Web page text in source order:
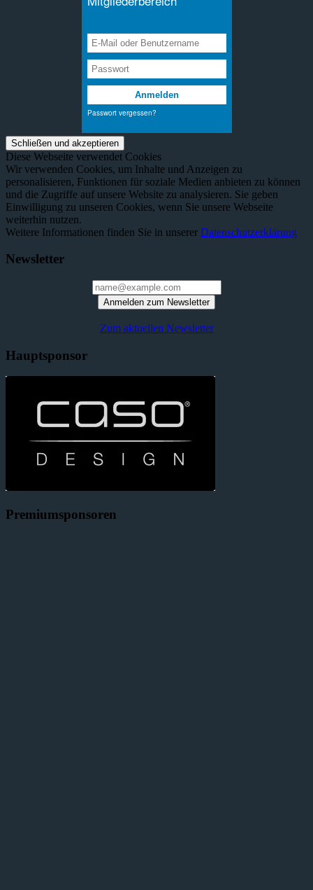
Diese Webseite verwendet Cookies
Wir verwenden Cookies, um Inhalte und Anzeigen zu
personalisieren, Funktionen für soziale Medien anbieten zu können
und die Zugriffe auf unsere Website zu analysieren. Sie geben
Einwilligung zu unseren Cookies, wenn Sie unsere Webseite
weiterhin nutzen.
Weitere Informationen finden Sie in unserer Datenschutzerklärung
Newsletter
Anmelden zum Newsletter
Zum aktuellen Newsletter
Hauptsponsor
Premiumsponsoren